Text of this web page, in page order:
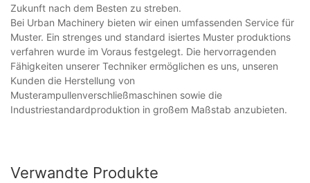
Zukunft nach dem Besten zu streben.
Bei Urban Machinery bieten wir einen umfassenden Service für
Muster. Ein strenges und standard isiertes Muster produktions
verfahren wurde im Voraus festgelegt. Die hervorragenden
Fähigkeiten unserer Techniker ermöglichen es uns, unseren
Kunden die Herstellung von
Musterampullenverschließmaschinen sowie die
Industriestandardproduktion in großem Maßstab anzubieten.
Verwandte Produkte